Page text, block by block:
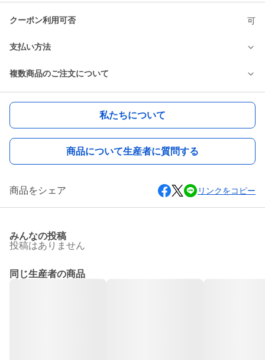
クーポン利用可否 可
支払い方法
複数商品のご注文について
私たちについて
商品について生産者に質問する
商品をシェア リンクをコピー
みんなの投稿
投稿はありません
同じ生産者の商品